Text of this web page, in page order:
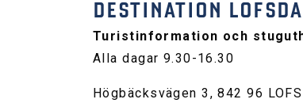
DESTINATION
Turistinformation och
Alla dagar 9.30-16.30
Högbäcksvägen 3, 842 96